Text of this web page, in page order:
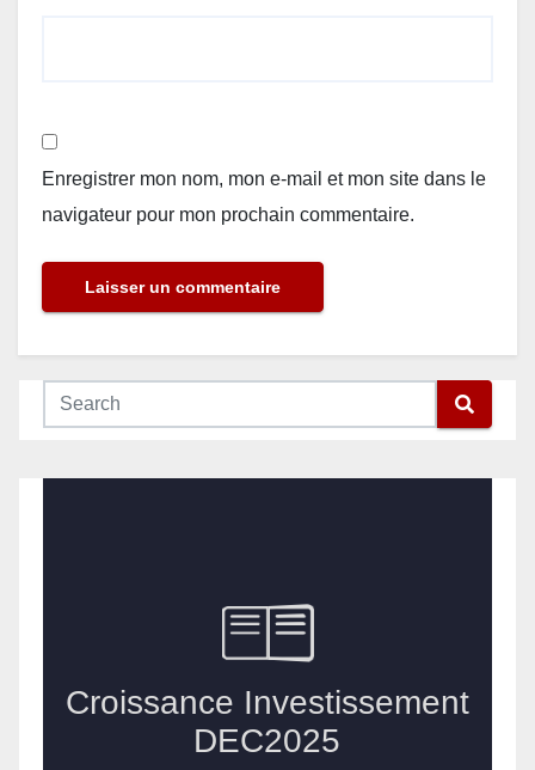
Enregistrer mon nom, mon e-mail et mon site dans le
navigateur pour mon prochain commentaire.